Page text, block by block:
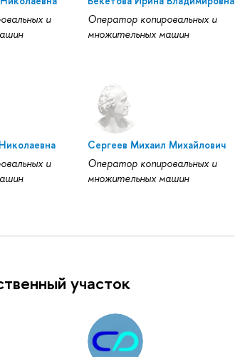
и
Оператор копировальных и
множительных машин
и
Сергеев Михаил Михайлович
Оператор копировальных и
множительных машин
участок